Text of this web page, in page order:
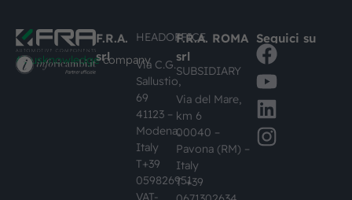
#busknowledgecompany
F.R.A.
srl
HEADOFFICE
Via C.G.
Sallustio,
69
41123 –
Modena,
Italy
T+39
059826951
VAT-
F.R.A. ROMA
srl
SUBSIDIARY
Via del Mare,
km 6
00040 –
Pavona (RM) –
Italy
T +39
Seguici su